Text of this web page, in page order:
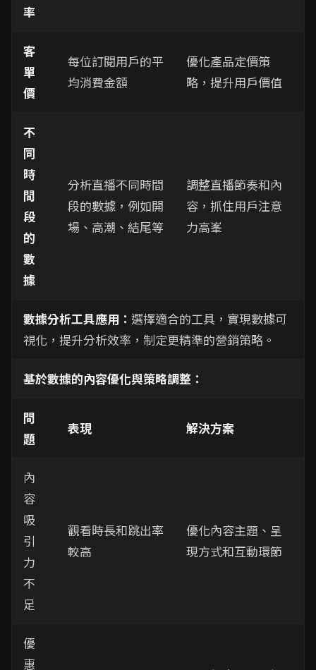
率
客
單
價
每位訂閱用戶的平
均消費金額
優化產品定價策
略，提升用戶價值
不
同
時
間
段
的
數
據
分析直播不同時間
段的數據，例如開
場、高潮、結尾等
調整直播節奏和內
容，抓住用戶注意
力高峯
數據分析工具應用： 選擇適合的工具，實現數據可
視化，提升分析效率，制定更精準的營銷策略。
基於數據的內容優化與策略調整：
問
題
表現 解決方案
內
容
吸
引
力
不
足
觀看時長和跳出率
較高
優化內容主題、呈
現方式和互動環節
優
惠